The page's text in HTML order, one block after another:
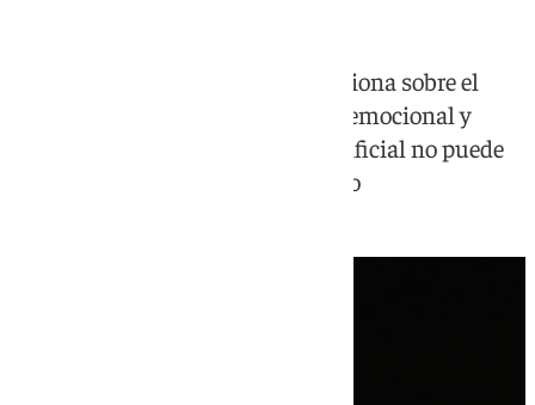
La psicóloga Rosario García reflexiona sobre el
auge de los chatbots como apoyo emocional y
explica por qué la inteligencia artificial no puede
reemplazar un proceso terapéutico